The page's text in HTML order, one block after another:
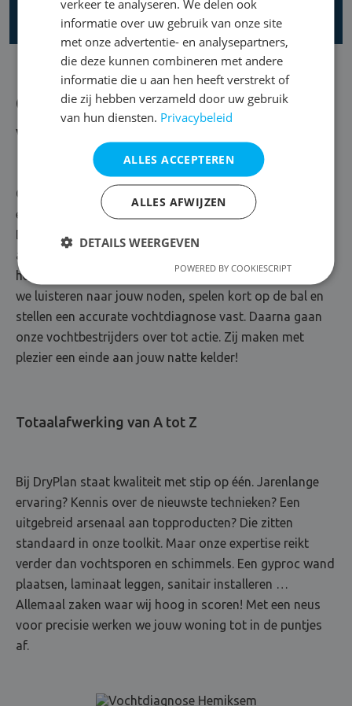
Over DryPlan
Vol overgave voor vochtbestrijding
Oplossingsgericht, communicatief en veel goesting om
elk vochtprobleem aan te pakken. Maak kennis met
DryPlan, vochtspecialist uit Mechelen. Hier gaat gericht
advies hand in hand met een waterdichte oplossing. Of
het nu gaat om opstijgend vocht of condensvorming:
we luisteren naar jouw noden, spelen kort op de bal en
stellen een accurate vochtdiagnose vast. Daarna gaan
onze vochtbestrijders over tot actie. Zij maken met
plezier een einde aan jouw natte kelder!
Totaalafwerking van A tot Z
Bij DryPlan staat kwaliteit met stip op één. Jarenlange
ervaring? Kennis over de nieuwste technieken? Een
uitgebreid arsenaal aan topproducten? Die zitten
standaard in onze toolkit. Maar onze expertise reikt
verder dan vochtsporen en schimmels. Een gyproc wand
plaatsen, laminaat leggen, sanitair installeren …
Allemaal zaken waar wij hoog in scoren! Met een neus
voor precisie werken we jouw woning tot in de puntjes
af.
verkeer te analyseren. We delen ook
informatie over uw gebruik van onze site
met onze advertentie- en analysepartners,
die deze kunnen combineren met andere
informatie die u aan hen heeft verstrekt of
die zij hebben verzameld door uw gebruik
van hun diensten. Privacybeleid
ALLES ACCEPTEREN
ALLES AFWIJZEN
DETAILS WEERGEVEN
POWERED BY COOKIESCRIPT